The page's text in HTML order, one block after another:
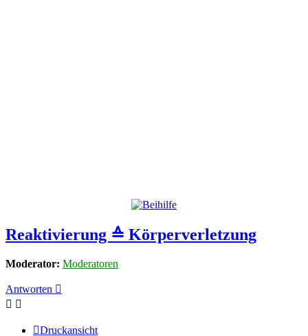
Reaktivierung ≙ Körperverletzung
Moderator: Moderatoren
Antworten
Druckansicht